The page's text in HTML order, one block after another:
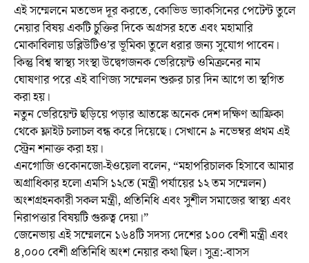
এই সম্মেলনে মতভেদ দূর করতে, কোভিড ভ্যাকসিনের পেটেন্ট তুলে
নেয়ার বিষয় একটি চুক্তির দিকে অগ্রসর হতে এবং মহামারি
মোকাবিলায় ডব্লিউটিও’র ভূমিকা তুলে ধরার জন্য সুযোগ পাবেন।
কিন্তু বিশ্ব স্বাস্থ্য সংস্থা উদ্বেগজনক ভেরিয়েন্ট ওমিক্রনের নাম
ঘোষণার পরে এই বাণিজ্য সম্মেলন শুরুর চার দিন আগে তা স্থগিত
করা হয়।
নতুন ভেরিয়েন্ট ছড়িয়ে পড়ার আতঙ্কে অনেক দেশ দক্ষিণ আফ্রিকা
থেকে ফ্লাইট চলাচল বন্ধ করে দিয়েছে। সেখানে ৯ নভেম্বর প্রথম এই
স্ট্রেন শনাক্ত করা হয়।
এনগোজি ওকোনজো-ইওয়েলা বলেন, “মহাপরিচালক হিসাবে আমার
অগ্রাধিকার হলো এমসি ১২তে (মন্ত্রী পর্যায়ের ১২ তম সম্মেলন)
অংশগ্রহনকারী সকল মন্ত্রী, প্রতিনিধি এবং সুশীল সমাজের স্বাস্থ্য এবং
নিরাপত্তার বিষয়টি গুরুত্ব দেয়া।”
জেনেভায় এই সম্মেলনে ১৬৪টি সদস্য দেশের ১০০ বেশী মন্ত্রী এবং
৪,০০০ বেশী প্রতিনিধি অংশ নেয়ার কথা ছিল। সুত্র:-বাসস